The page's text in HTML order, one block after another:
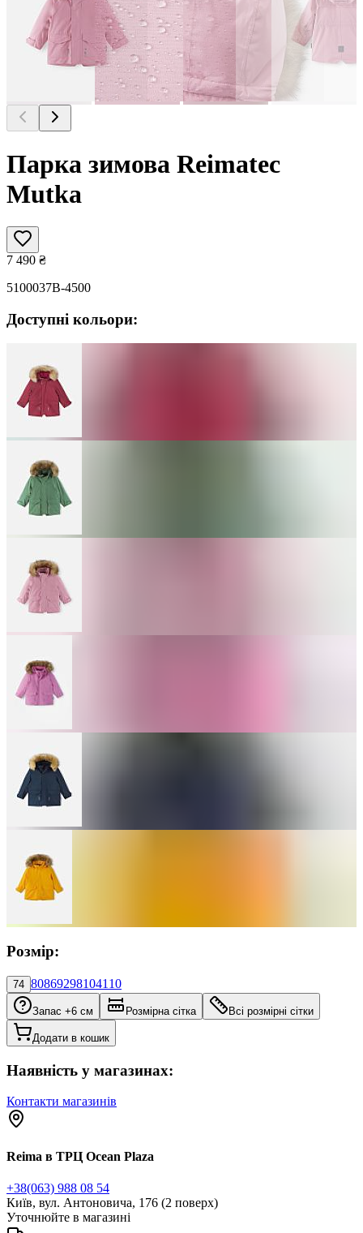
Парка зимова Reimatec
Mutka
7 490 ₴
5100037B-4500
Доступні кольори:
Розмір:
74 80869298104110
Запас +6 см Розмірна сітка Всі розмірні сітки
Додати в кошик
Наявність у магазинах:
Контакти магазинів
Reima в ТРЦ Ocean Plaza
+38(063) 988 08 54
Київ, вул. Антоновича, 176 (2 поверх)
Уточнюйте в магазині